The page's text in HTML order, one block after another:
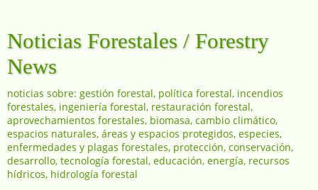
Noticias Forestales / Forestry
News
noticias sobre: gestión forestal, política forestal, incendios
forestales, ingeniería forestal, restauración forestal,
aprovechamientos forestales, biomasa, cambio climático,
espacios naturales, áreas y espacios protegidos, especies,
enfermedades y plagas forestales, protección, conservación,
desarrollo, tecnología forestal, educación, energía, recursos
hídricos, hidrología forestal